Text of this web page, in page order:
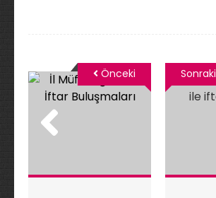
Önceki Sonraki